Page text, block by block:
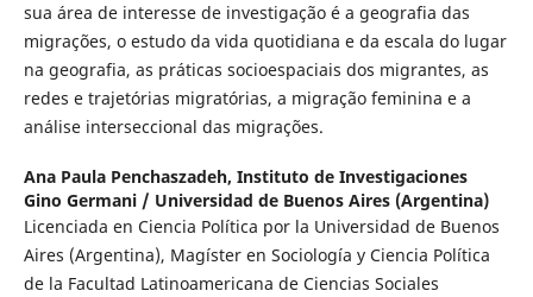
sua área de interesse de investigação é a geografia das
migrações, o estudo da vida quotidiana e da escala do lugar
na geografia, as práticas socioespaciais dos migrantes, as
redes e trajetórias migratórias, a migração feminina e a
análise interseccional das migrações.
Ana Paula Penchaszadeh, Instituto de Investigaciones
Gino Germani / Universidad de Buenos Aires (Argentina)
Licenciada en Ciencia Política por la Universidad de Buenos
Aires (Argentina), Magíster en Sociología y Ciencia Política
de la Facultad Latinoamericana de Ciencias Sociales